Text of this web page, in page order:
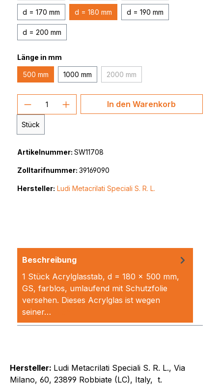
d = 170 mm d = 180 mm d = 190 mm
d = 200 mm
Länge in mm
500 mm 1000 mm 2000 mm(Diese Option ist zurzeit nicht
Produkt Anzahl: Gib den
Stück
In den Warenkorb
Artikelnummer: SW11708
Zolltarifnummer: 39169090
Hersteller: Ludi Metacrilati Speciali S. R. L.
Beschreibung
1 Stück Acrylglasstab, d = 180 x 500 mm,
GS, farblos, umlaufend mit Schutzfolie
versehen. Dieses Acrylglas ist wegen
seiner…
Hersteller: Ludi Metacrilati Speciali S. R. L., Via
Milano, 60, 23899 Robbiate (LC), Italy, t.